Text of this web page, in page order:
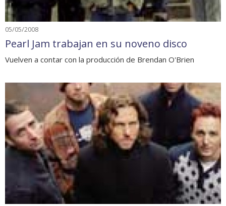
05/05/2008
Pearl Jam trabajan en su noveno disco
Vuelven a contar con la producción de Brendan O'Brien